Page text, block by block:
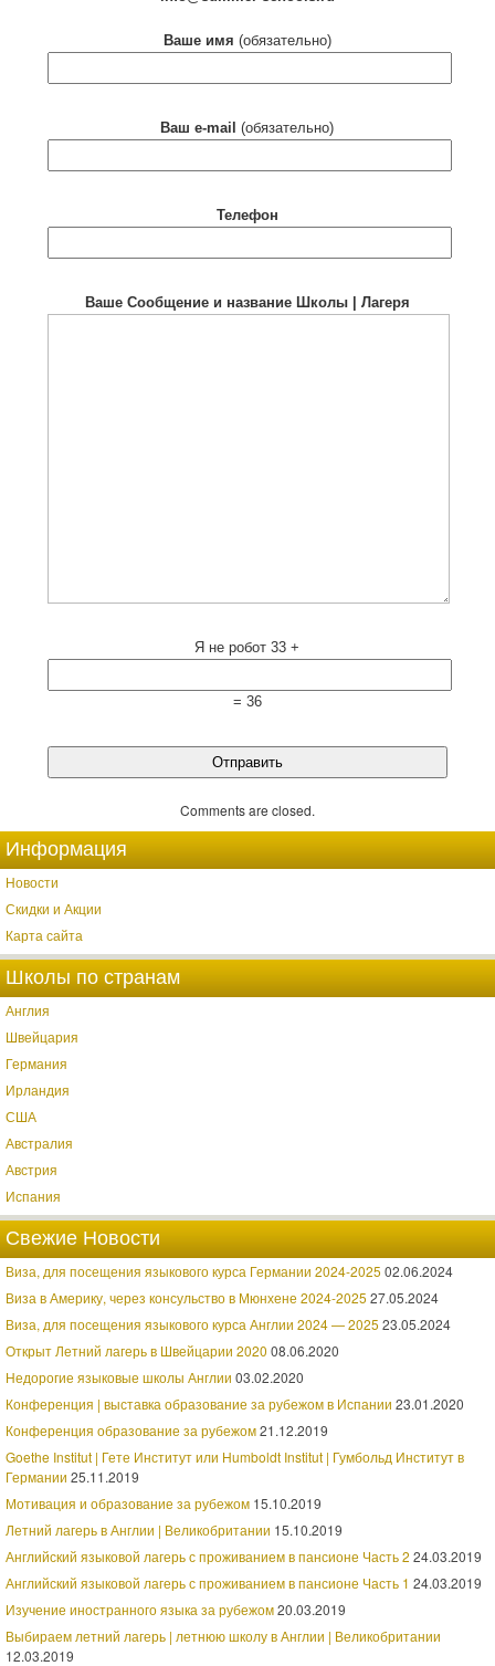
Ваше имя (обязательно)
Ваш e-mail (обязательно)
Телефон
Ваше Сообщение и название Школы | Лагеря
Я не робот33 +
= 36
Comments are closed.
Информация
Новости
Скидки и Акции
Карта сайта
Школы по странам
Англия
Швейцария
Германия
Ирландия
США
Австралия
Австрия
Испания
Свежие Новости
Виза, для посещения языкового курса Германии 2024-2025 02.06.2024
Виза в Америку, через консульство в Мюнхене 2024-2025 27.05.2024
Виза, для посещения языкового курса Англии 2024 — 2025 23.05.2024
Открыт Летний лагерь в Швейцарии 2020 08.06.2020
Недорогие языковые школы Англии 03.02.2020
Конференция | выставка образование за рубежом в Испании 23.01.2020
Конференция образование за рубежом21.12.2019
Goethe Institut | Гете Институт или Humboldt Institut | Гумбольд Институт в
Германии 25.11.2019
Мотивация и образование за рубежом 15.10.2019
Летний лагерь в Англии | Великобритании 15.10.2019
Английский языковой лагерь с проживанием в пансионе Часть 2 24.03.2019
Английский языковой лагерь с проживанием в пансионе Часть 1 24.03.2019
Изучение иностранного языка за рубежом20.03.2019
Выбираем летний лагерь | летнюю школу в Англии | Великобритании
12.03.2019